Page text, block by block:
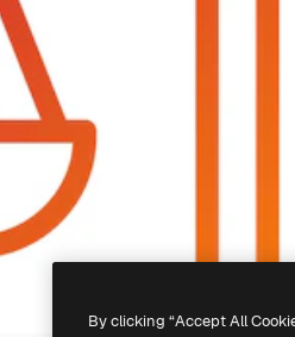
By clicking “Accept All